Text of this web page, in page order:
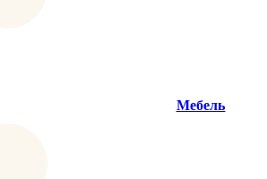
Мебель